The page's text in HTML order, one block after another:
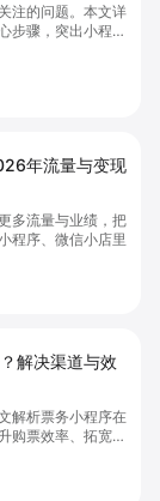
注的问题。本文详
步骤，突出小程序
帮助你轻松实现商
，快速开启线上卖
年流量与变现
多流量与业绩，把
程序、微信小店里
解决渠道与效
解析票务小程序在
购票效率、拓宽销
式。关键词包括
率”。